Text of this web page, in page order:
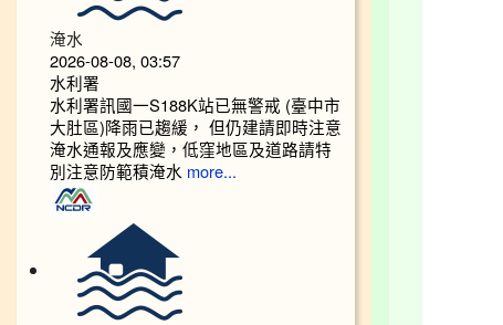
淹水
2026-08-08, 03:57
水利署
水利署訊國一S188K站已無警戒 (臺中市
大肚區)降雨已趨緩， 但仍建請即時注意
淹水通報及應變，低窪地區及道路請特
別注意防範積淹水 more...